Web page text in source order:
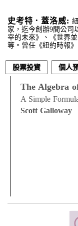
史考特．蓋洛威:
家，迄今創辦9間公司
宰的未來》、《世界
等。曾任《紐約時報》
股票投資 個人
The Algebra
A Simple
Scott Galloway